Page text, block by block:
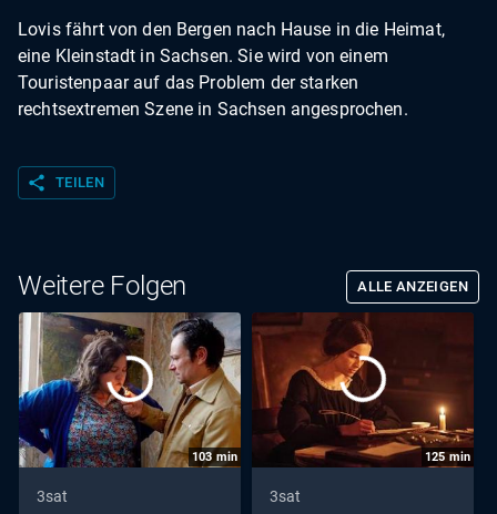
Lovis fährt von den Bergen nach Hause in die Heimat,
eine Kleinstadt in Sachsen. Sie wird von einem
Touristenpaar auf das Problem der starken
rechtsextremen Szene in Sachsen angesprochen.
share TEILEN
Weitere Folgen ALLE ANZEIGEN
103 min
3sat
125 min
3sat